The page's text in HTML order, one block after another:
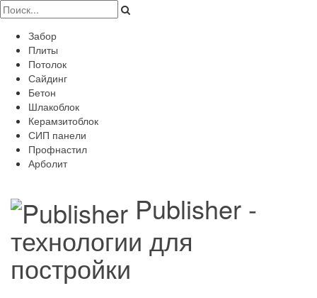
Забор
Плиты
Потолок
Сайдинг
Бетон
Шлакоблок
Керамзитоблок
СИП панели
Профнастил
Арболит
Publisher -
технологии для
постройки